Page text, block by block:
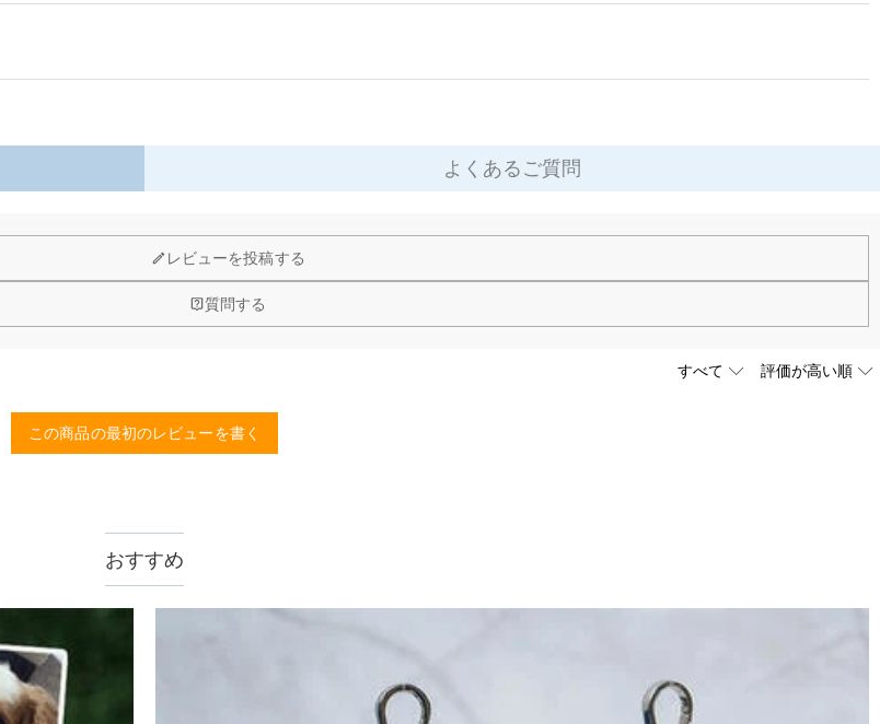
簡単です。
用による磨耗に耐えます。
ゴルフトレーニングの収納バッグに最適です。
きます。
よくあるご質問
レビューを投稿する
質問する
この商品の最初のレビューを書く
ただけましたら、無料でお見積もりを作成いたします。お気軽にお問い合わせください。
像データ）の画像をご使用ください。
をご希望の場合は、ご注文明細をメールにてご確認ください。
め、返品は50%の返品手数料(材料費)が発生致します。詳細は
おすすめ